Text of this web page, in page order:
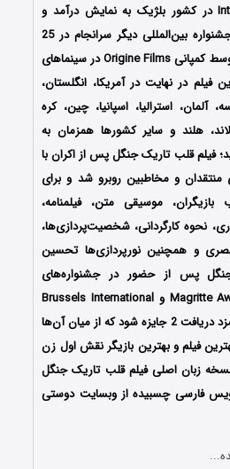
International Film Festival در کشور بلژیک به نمایش درآمد و
پس از حضور در چندین جشنواره بین‌المللی دیگر سرانجام در 25
ژانویه سال 2023 میلادی توسط کمپانی‌ Origine Films در سینماهای
فیلم در نهایت در آمریکا، انگلستان،
آلمان، استرالیا، اسپانیا، چین، کره
هلند و سایر کشورها همزمان به
فیلم قلب تاریک جنگل پس از اکران با
و مخاطبین روبرو شد و برای
موسیقی متن، فیلمنامه،
نحوه کارگردانی، شخصیت‌پردازی‌ها،
و همچنین نورپردازی‌ها تحسین
پس از حضور در جشنواره‌های
بین‌المللی Magritte Awards Belgium و Brussels International
Film Festival موفق شد نامزد دریافت 2 جایزه شود که از میان آن‌ها
فیلم و بهترین بازیگر نقش اول زن
نسخه زبان اصلی فیلم قلب تاریک جنگل
فارسی چسبیده از وبسایت دوستی